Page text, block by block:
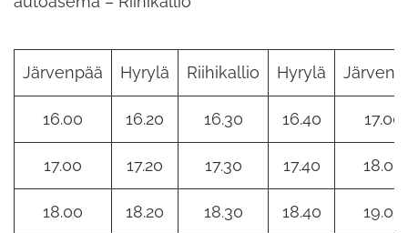
Järvenpää Hyrylä Riihikallio Hyrylä
16.00 16.20 16.30 16.40 17.00
17.00 17.20 17.30 17.40 18.00
18.00 18.20 18.30 18.40 19.00